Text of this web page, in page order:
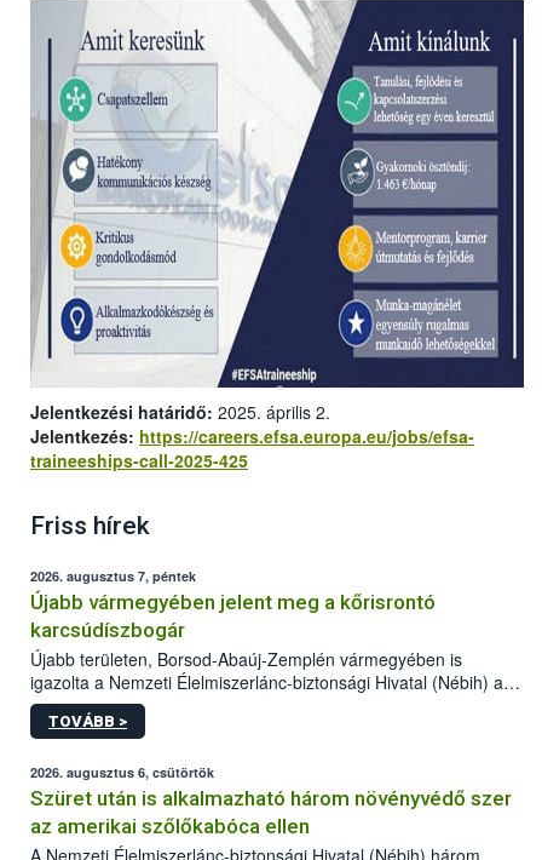
Jelentkezési határidő: 2025. április 2.
Jelentkezés: https://careers.efsa.europa.eu/jobs/efsa-
traineeships-call-2025-425
Friss hírek
2026. augusztus 7, péntek
Újabb vármegyében jelent meg a kőrisrontó
karcsúdíszbogár
Újabb területen, Borsod-Abaúj-Zemplén vármegyében is
igazolta a Nemzeti Élelmiszerlánc-biztonsági Hivatal (Nébih) a
kőrisrontó karcsúdíszbogár (Agrilus planipennis) jelenlétét. A
kártevőt nem csak színcsapdában találták meg, de már fertőzött
az intenzív felderítést, emellett az intézkedéseket a szlovák
hatósággal is összehangolják a terjedés megállítása érdekében.
TOVÁBB >
2026. augusztus 6, csütörtök
Szüret után is alkalmazható három növényvédő szer
az amerikai szőlőkabóca ellen
A Nemzeti Élelmiszerlánc-biztonsági Hivatal (Nébih) három